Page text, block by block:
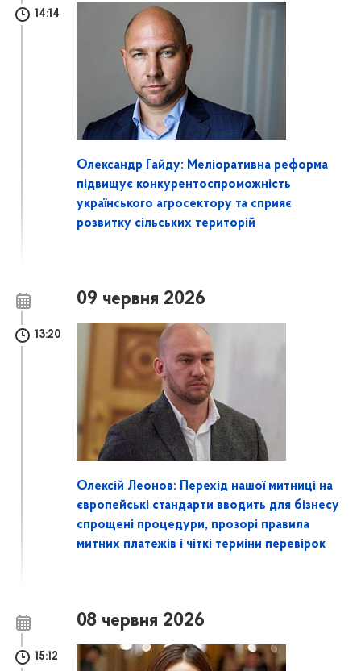
14:14
Олександр Гайду: Меліоративна реформа
підвищує конкурентоспроможність
українського агросектору та сприяє
розвитку сільських територій
09 червня 2026
13:20
Олексій Леонов: Перехід нашої митниці на
європейські стандарти вводить для бізнесу
спрощені процедури, прозорі правила
митних платежів і чіткі терміни перевірок
08 червня 2026
15:12